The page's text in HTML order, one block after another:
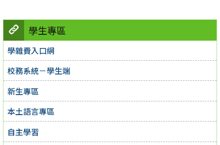
學生專區
學雜費入口網
校務系統－學生端
新生專區
本土語言專區
自主學習